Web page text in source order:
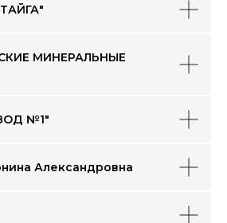
МИНЕРАЛЬНЫЕ
№1"
Александровна